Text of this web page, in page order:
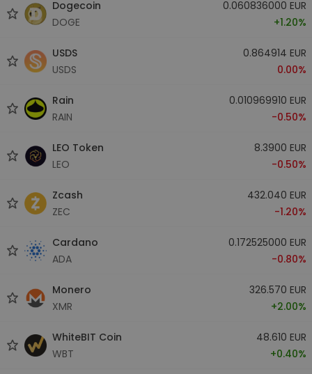
Dogecoin
DOGE
0.060836000 EUR
+1.20%
USDS
USDS
0.864914 EUR
0.00%
Rain
RAIN
0.010969910 EUR
-0.50%
LEO Token
LEO
8.3900 EUR
-0.50%
Zcash
ZEC
432.040 EUR
-1.20%
Cardano
ADA
0.172525000 EUR
-0.80%
Monero
XMR
326.570 EUR
+2.00%
WhiteBIT Coin
WBT
48.610 EUR
+0.40%